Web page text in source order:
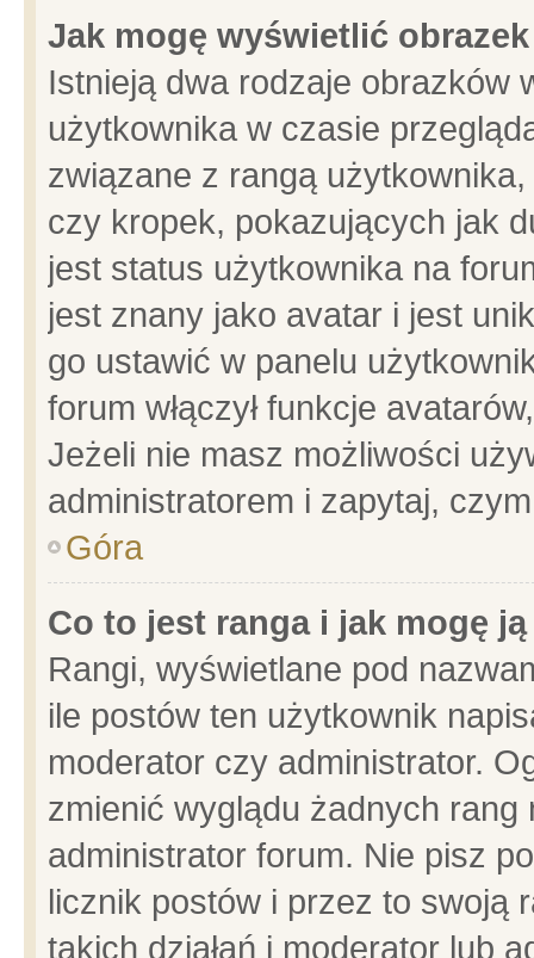
Jak mogę wyświetlić
Istnieją dwa rodzaje obrazków
użytkownika w czasie
związane z rangą
czy kropek, pokazujących jak
jest status użytkownika na
jest znany jako avatar i jest
go ustawić w panelu
forum włączył funkcje
Jeżeli nie masz możliwości
administratorem i zapytaj,
Góra
Co to jest ranga i jak mogę
Rangi, wyświetlane pod
ile postów ten użytkownik
moderator czy administrator.
zmienić wyglądu żadnych
administrator forum. Nie pisz
licznik postów i przez to swoją
takich działań i moderator lub